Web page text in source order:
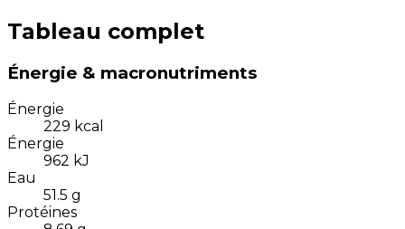
Tableau complet
Énergie & macronutriments
Énergie
229 kcal
Énergie
962 kJ
Eau
51.5 g
Protéines